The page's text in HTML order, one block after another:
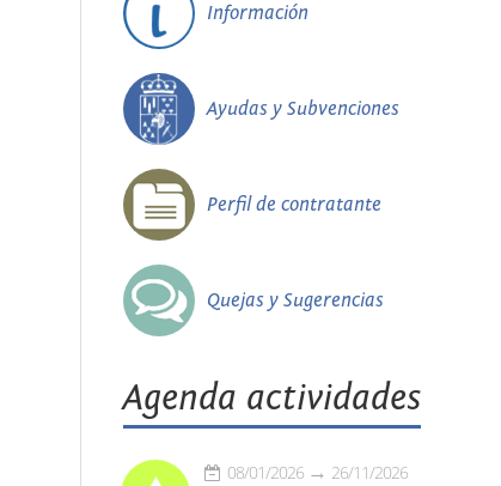
Información
Ayudas y Subvenciones
Perfil de contratante
Quejas y Sugerencias
Agenda actividades
08/01/2026 26/11/2026